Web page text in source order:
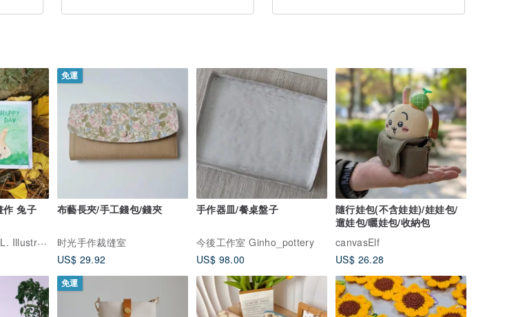
作 兔子
木寧插畫館 Celin. L. Illustration
免運
布藝長夾/手工錢包/錢夾
时光手作裁缝室
US$ 29.92
手作器皿/餐桌盤子
今後工作室 Ginho_pottery
US$ 98.00
隨行娃包(不含娃娃)/娃娃包/
遛娃包/曬娃包/收納包
canvasElf
US$ 26.28
免運